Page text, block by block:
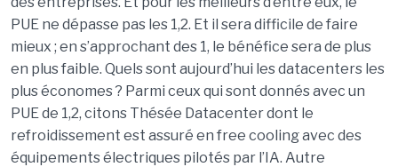
PUE ne dépasse pas les 1,2. Et il sera difficile de faire
mieux ; en s’approchant des 1, le bénéfice sera de plus
en plus faible. Quels sont aujourd’hui les datacenters les
plus économes ? Parmi ceux qui sont donnés avec un
PUE de 1,2, citons Thésée Datacenter dont le
refroidissement est assuré en free cooling avec des
équipements électriques pilotés par l’IA. Autre